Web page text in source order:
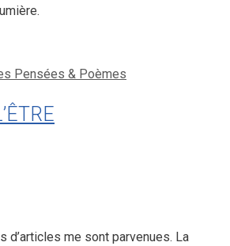
Pensées & Poèmes
d’articles me sont parvenues. La